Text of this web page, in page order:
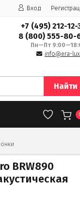
Вход
+7 (495) 212-12-
8 (800) 555-80-
Пн—Пт
info@era-
Найти
BRW890